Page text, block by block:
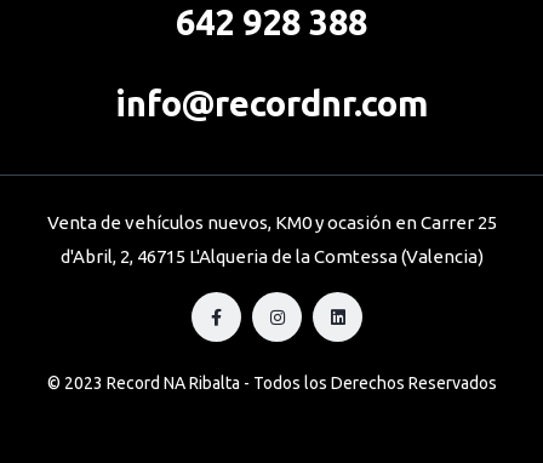
642 928 388
info@recordnr.com
Venta de vehículos nuevos, KM0 y ocasión en Carrer 25
d'Abril, 2, 46715 L'Alqueria de la Comtessa (Valencia)
© 2023 Record NA Ribalta - Todos los Derechos Reservados